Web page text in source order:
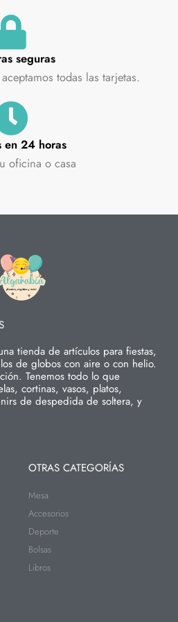
seguras
todas las tarjetas.
en 24 horas
oficina o casa
tienda de artículos para fiestas,
de globos con aire o con helio.
Tenemos todo lo que
cortinas, vasos, platos,
de despedida de soltera, y
OTRAS CATEGORÍAS
Mesa
Accesorios
Deporte
Bolsas
Libros